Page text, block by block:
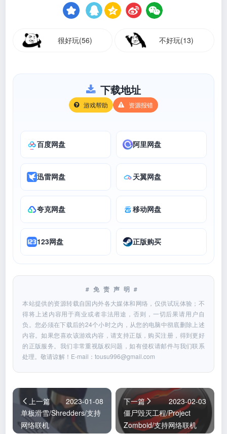
很好玩(56) 不好玩(13)
下载地址
游戏帮助 资源报错
百度网盘 阿里网盘
迅雷网盘 天翼网盘
夸克网盘 移动网盘
123网盘 正版购买
#免责声明#
本站提供的资源转载自国内外各大媒体和网络，仅供试玩体验；不
得将上述内容用于商业或者非法用途，否则，一切后果请用户自
负。您必须在下载后的24个小时之内，从您的电脑中彻底删除上述
内容。如果您喜欢该游戏内容，请支持正版，购买注册，得到更好
的正版服务。我们非常重视版权问题，如有侵权请邮件与我们联系
处理。敬请谅解！E-mail：tousu996@gmail.com
上一篇
2023-01-08
单板滑雪/Shredders/支持
网络联机
下一篇
2023-02-03
僵尸毁灭工程/Project
Zomboid/支持网络联机